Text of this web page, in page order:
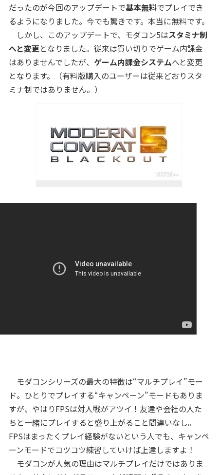
だったのが今回のアップデートで基本無料でプレイでき
るようになりました。今でも驚きです。本当に無料です。
しかし、このアップデートで、モダコン5はスタミナ制
へと変更となりました。従来は買い切りでゲーム内課金
はありませんでしたが、 ゲーム内課金システムへと変更
となります。（有料版購入のユーザーは従来どおりスタ
ミナ制ではありません。）
モダコンシリーズの最大の特徴は“マルチプレイ”モー
ド。ひとりでプレイする“キャンペーン”モードもありま
すが、やはりFPSは対人戦がアツイ！友達や会社の人た
ちと一緒にプレイすると盛り上がること間違いなし。
FPSはまったくプレイ経験がないという人でも、キャンペ
ーンモードでコツコツ練習していけば上達しますよ！
モダコンが人気の理由はマルチプレイだけではありま